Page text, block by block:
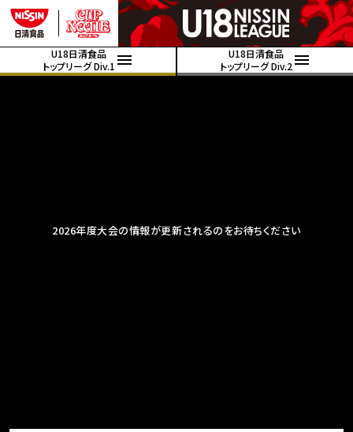
U18日清食品
トップリーグ Div.1
U18日清食品
トップリーグ Div.2
2026年度大会の情報が更新されるのをお待ちください